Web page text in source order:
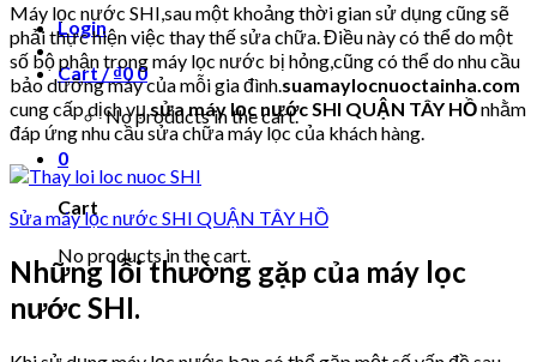
Login
Cart /₫00
No products in the cart.
0
Cart
No products in the cart.
Máy lọc nước SHI,sau một khoảng thời gian sử dụng cũng sẽ
phải thực hiện việc thay thế sửa chữa. Điều này có thể do một
số bộ phận trong máy lọc nước bị hỏng,cũng có thể do nhu cầu
bảo dưỡng máy của mỗi gia đình.suamaylocnuoctainha.com
cung cấp dịch vụsửa máy lọc nước SHI QUẬN TÂY HỒnhằm
đáp ứng nhu cầu sửa chữa máy lọc của khách hàng.
Sửa máy lọc nước SHI QUẬN TÂY HỒ
Những lỗi thường gặp của máy lọc
nước SHI.